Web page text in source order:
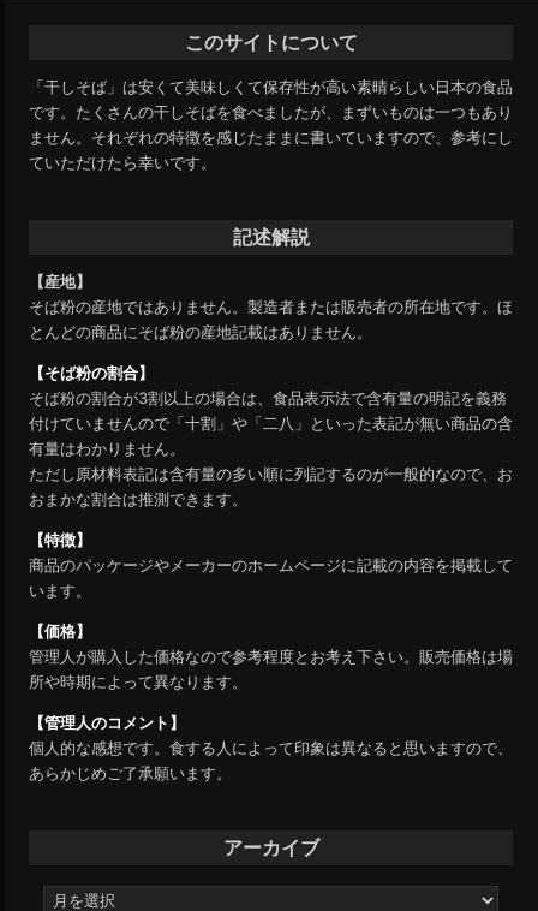
このサイトについて
「干しそば」は安くて美味しくて保存性が高い素晴らしい日本の食品
です。たくさんの干しそばを食べましたが、まずいものは一つもあり
ません。それぞれの特徴を感じたままに書いていますので、参考にし
ていただけたら幸いです。
記述解説
【産地】
そば粉の産地ではありません。製造者または販売者の所在地です。ほ
とんどの商品にそば粉の産地記載はありません。
【そば粉の割合】
そば粉の割合が3割以上の場合は、食品表示法で含有量の明記を義務
付けていませんので「十割」や「二八」といった表記が無い商品の含
有量はわかりません。
ただし原材料表記は含有量の多い順に列記するのが一般的なので、お
おまかな割合は推測できます。
【特徴】
商品のパッケージやメーカーのホームページに記載の内容を掲載して
います。
【価格】
管理人が購入した価格なので参考程度とお考え下さい。販売価格は場
所や時期によって異なります。
【管理人のコメント】
個人的な感想です。食する人によって印象は異なると思いますので、
あらかじめご了承願います。
アーカイブ
ア